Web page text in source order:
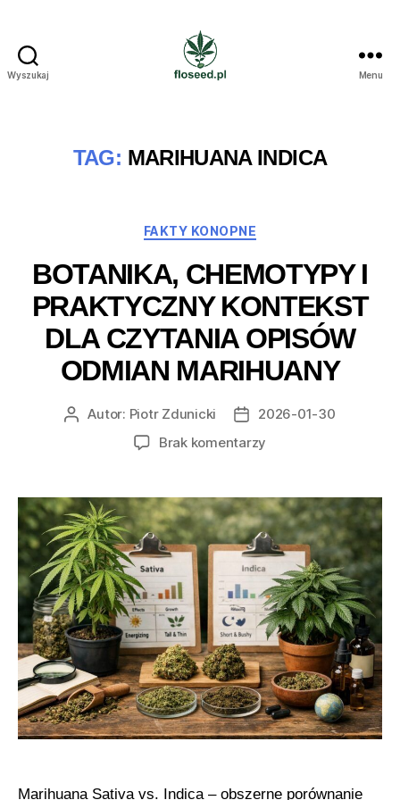
Wyszukaj Menu
TAG: MARIHUANA INDICA
Kategorie
FAKTY KONOPNE
BOTANIKA, CHEMOTYPY I
PRAKTYCZNY KONTEKST
DLA CZYTANIA OPISÓW
ODMIAN MARIHUANY
AutorAutor: Piotr Zdunicki
Data2026-01-30
Brak komentarzy
i
praktyczny
kontekst
dla
czytania
opisów
odmian
marihuany
Marihuana Sativa vs. Indica – obszerne porównanie